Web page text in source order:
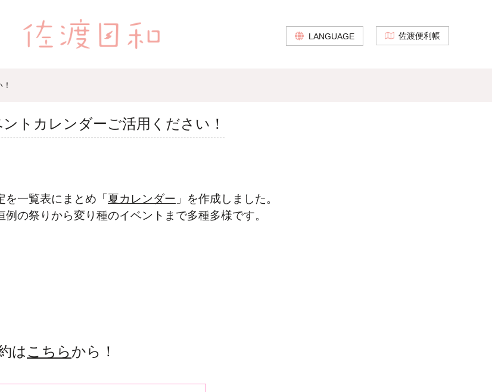
LANGUAGE 佐渡便利帳
トカレンダーご活用ください！
一覧表にまとめ「 夏カレンダー 」を作成しました。
の祭りから変り種のイベントまで多種多様です。
は こちらから！